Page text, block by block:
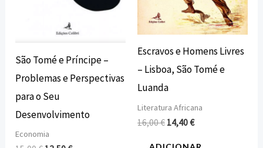
São Tomé e Príncipe –
Problemas e Perspectivas
para o Seu
Desenvolvimento
Economia
Escravos e Homens Livres
– Lisboa, São Tomé e
Luanda
Literatura Africana
16,00€ 14,40€